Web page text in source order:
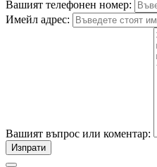
Вашият телефонен номер:
Имейл адрес:
Вашият въпрос или коментар:
Изпрати